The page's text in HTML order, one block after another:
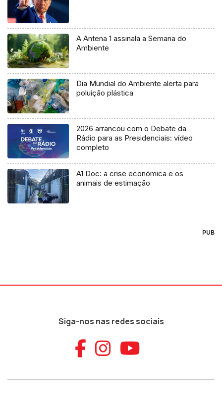
A Antena 1 assinala a Semana do
Ambiente
Dia Mundial do Ambiente alerta para
poluição plástica
2026 arrancou com o Debate da
Rádio para as Presidenciais: vídeo
completo
A1 Doc: a crise económica e os
animais de estimação
PUB
Siga-nos nas redes sociais
Aceder ao
Aceder ao
Aceder